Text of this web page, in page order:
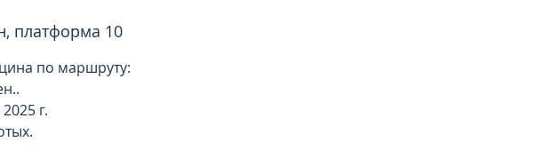
платформа 10
по маршруту:
г.